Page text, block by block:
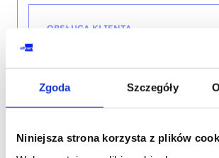
Zgoda Szczegóły
Niniejsza strona korzysta z plików
OBSŁUGA KLIENTA
Prowadzenie rozmów
etapy i techniki sprzedaży